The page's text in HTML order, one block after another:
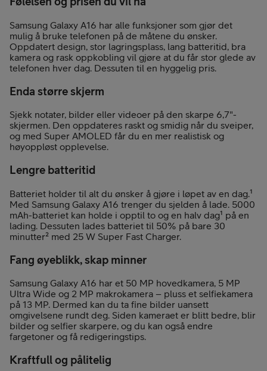
Samsung Galaxy A16 har alle funksjoner som gjør det
mulig å bruke telefonen på de måtene du ønsker.
Oppdatert design, stor lagringsplass, lang batteritid, bra
kamera og rask oppkobling vil gjøre at du får stor glede av
telefonen hver dag. Dessuten til en hyggelig pris.
Enda større skjerm
Sjekk notater, bilder eller videoer på den skarpe 6,7"-
skjermen. Den oppdateres raskt og smidig når du sveiper,
og med Super AMOLED får du en mer realistisk og
høyoppløst opplevelse.
Lengre batteritid
Batteriet holder til alt du ønsker å gjøre i løpet av en dag.¹
Med Samsung Galaxy A16 trenger du sjelden å lade. 5000
mAh-batteriet kan holde i opptil to og en halv dag¹ på en
lading. Dessuten lades batteriet til 50% på bare 30
minutter² med 25 W Super Fast Charger.
Fang øyeblikk, skap minner
Samsung Galaxy A16 har et 50 MP hovedkamera, 5 MP
Ultra Wide og 2 MP makrokamera – pluss et selfiekamera
på 13 MP. Dermed kan du ta fine bilder uansett
omgivelsene rundt deg. Siden kameraet er blitt bedre, blir
bilder og selfier skarpere, og du kan også endre
fargetoner og få redigeringstips.
Kraftfull og pålitelig